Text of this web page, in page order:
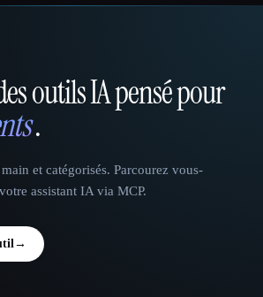
outils IA pensé pour
.
et catégorisés. Parcourez vous-
assistant IA via MCP.
→